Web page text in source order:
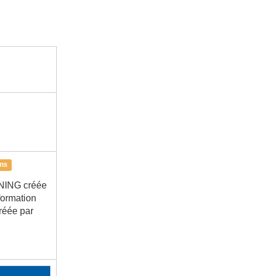
créée
par